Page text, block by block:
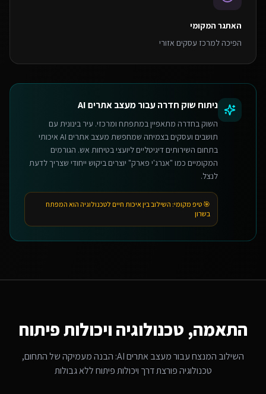
האתגר המקומי
הפיכה למרכז עסקים אזורי
ניתוח שוק חדרהעבורמעצב אתרים AI
השוק בחדרה מתאפיין במתפתח ומרכזי. עיר בינונית עם
תושבים ועסקים בצמיחה שמחפשת מעצב אתרים AI איכותי
בתחום השירותים דיגיטליים ליועצי בטיחות אש. הגורמים
המקומיים כמו "אנרג'י פארק" יוצרים ביקוש ייחודי שצריך לדעת
לנצל.
🎯 טיפ מקומי: השילוב בין איכות חיים לטכנולוגיה הוא המפתח
בשרון
התאמה, טכנולוגיה ויכולות פיתוח
השילוב המנצח עבורמעצב אתרים AI
: הבנה מעמיקה של התחום,
טכנולוגיה פורצת דרך ויכולות פיתוח ללא גבולות